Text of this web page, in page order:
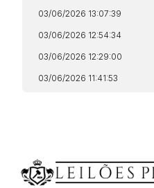
03/06/2026 13:07:39
03/06/2026 12:54:34
03/06/2026 12:29:00
03/06/2026 11:41:53